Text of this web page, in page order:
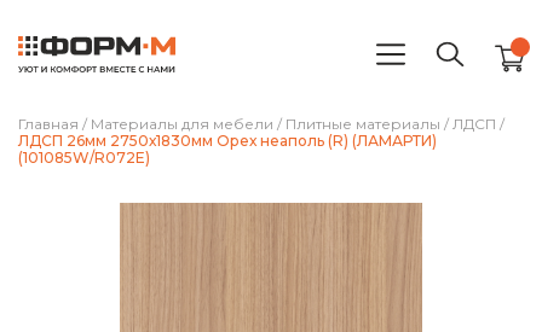
Главная / Материалы для мебели / Плитные материалы / ЛДСП /
ЛДСП 26мм 2750х1830мм Орех неаполь (R) (ЛАМАРТИ)
(101085W/R072E)